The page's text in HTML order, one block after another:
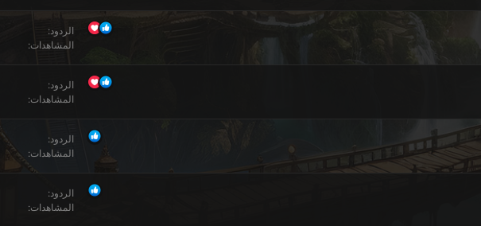
الردود
المشاهدات
الردود
المشاهدات
الردود
المشاهدات
الردود
المشاهدات